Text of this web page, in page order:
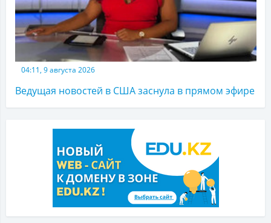
04:11, 9 августа 2026
Ведущая новостей в США заснула в прямом эфире